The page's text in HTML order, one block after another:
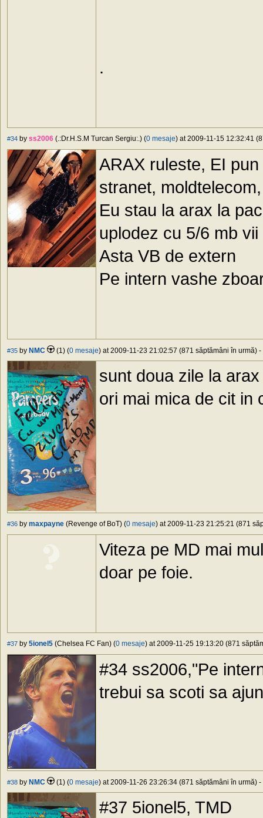
.
#34 by ss2006 (.:Dr.H.S.M Turcan Sergiu:.) (0 mesaje) at 2009-11-15 12:32:41
ARAX ruleste, EI
stranet,
Eu stau la arax la
uplodez cu 5/6 mb
Asta VB de extern
Pe intern vashe
#35 by NMC (1) (0 mesaje) at 2009-11-23 21:02:57 (871 săptămâni în urmă) -
sunt doua zile la
ori mai mica de cit in
#36 by maxpayne (Revenge of BoT) (0 mesaje) at 2009-11-23 21:25:21 (871
Viteza pe MD mai
doar pe foie.
#37 by 5ionel5 (Chelsea FC Fan) (0 mesaje) at 2009-11-25 19:13:20 (871
#34 ss2006,"Pe
trebui sa scoti sa
#38 by NMC (1) (0 mesaje) at 2009-11-26 23:26:34 (871 săptămâni în urmă) -
#37 5ionel5, TMD